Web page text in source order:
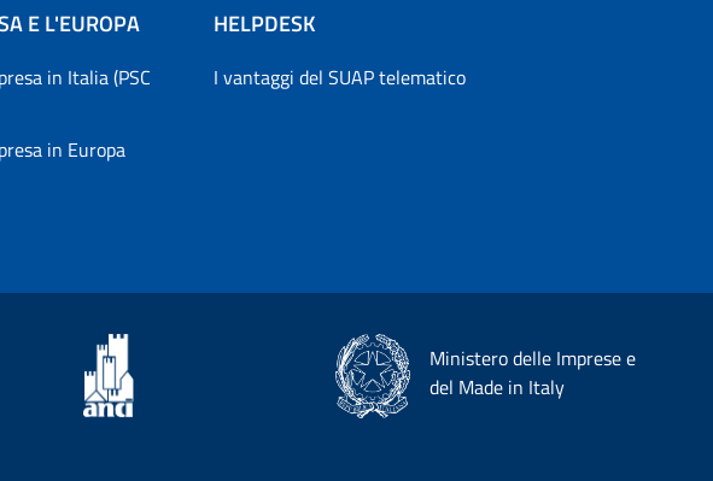
E L'EUROPA
in Italia (PSC
in Europa
HELPDESK
I vantaggi del SUAP telematico
Ministero delle Imprese e
del Made in Italy